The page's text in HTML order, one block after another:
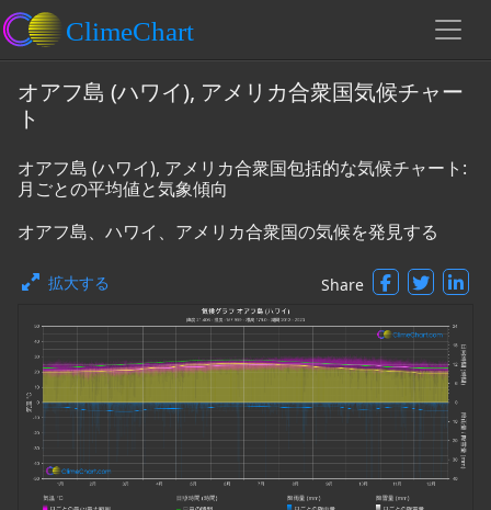
オアフ島 (ハワイ), アメリカ合衆国気候チャー
ト
オアフ島 (ハワイ), アメリカ合衆国包括的な気候チャート:
月ごとの平均値と気象傾向
オアフ島、ハワイ、アメリカ合衆国の気候を発見する
拡大する Share